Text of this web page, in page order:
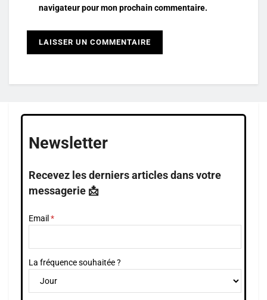
navigateur pour mon prochain commentaire.
Newsletter
Recevez les derniers articles dans votre
messagerie 📩
Email
La fréquence souhaitée ?